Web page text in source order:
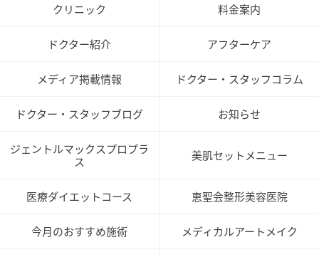
クリニック 料金案内
ドクター紹介 アフターケア
メディア掲載情報 ドクター・スタッフコラム
ドクター・スタッフブログ お知らせ
ジェントルマックスプロプラ
ス
美肌セットメニュー
医療ダイエットコース 恵聖会整形美容医院
今月のおすすめ施術 メディカルアートメイク